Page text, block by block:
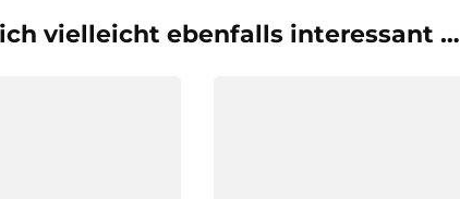
vielleicht ebenfalls interessant …